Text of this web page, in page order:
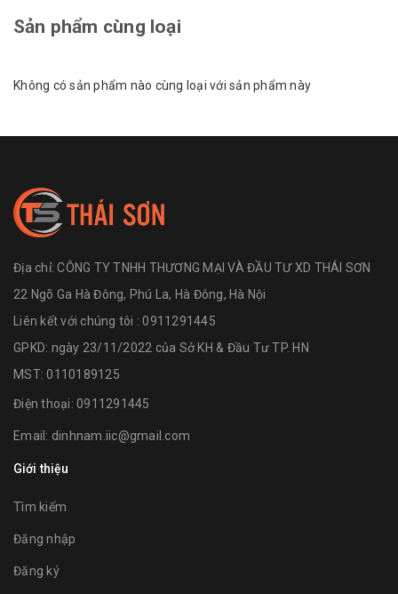
Sản phẩm cùng loại
Không có sản phẩm nào cùng loại với sản phẩm này
Địa chỉ:CÔNG TY TNHH THƯƠNG MẠI VÀ ĐẦU TƯ XD THÁI SƠN
22 Ngõ Ga Hà Đông, Phú La, Hà Đông, Hà Nội
Liên kết với chúng tôi : 0911291445
GPKD: ngày 23/11/2022 của Sở KH & Đầu Tư TP. HN
MST: 0110189125
Điện thoại: 0911291445
Email: dinhnam.iic@gmail.com
Giới thiệu
Tìm kiếm
Đăng nhập
Đăng ký